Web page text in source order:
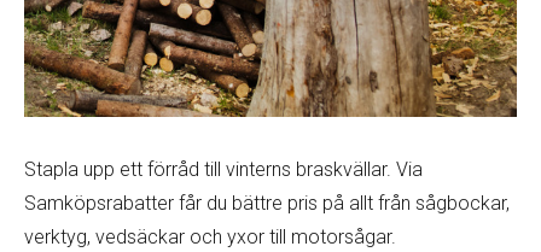
Stapla upp ett förråd till vinterns braskvällar. Via
Samköpsrabatter får du bättre pris på allt från sågbockar,
verktyg, vedsäckar och yxor till motorsågar.